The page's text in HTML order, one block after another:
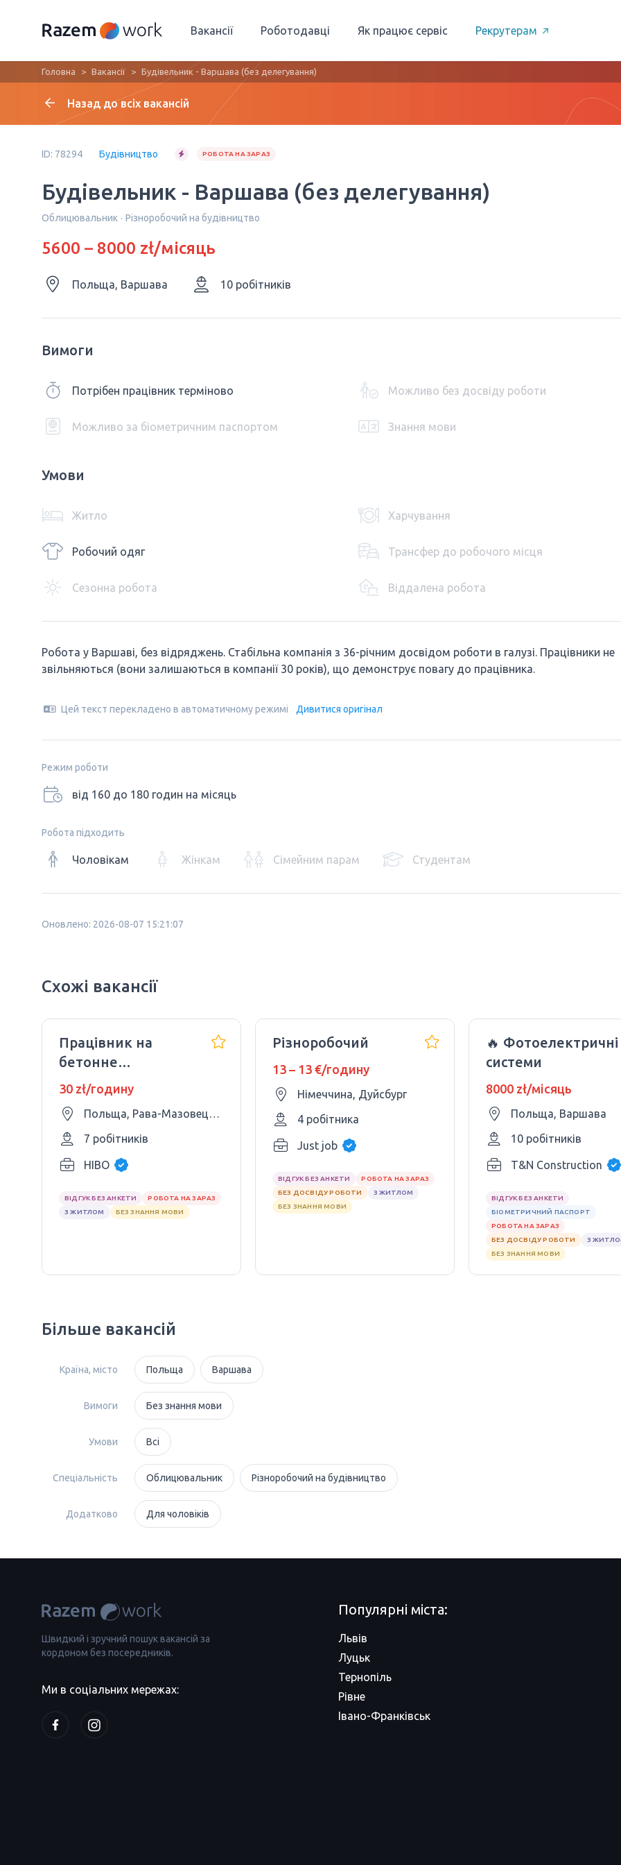
Вакансії Роботодавці Як працює сервіс Рекрутерам
Головна Вакансії Будівельник - Варшава (без делегування)
Назад до всіх вакансій
ID: 78294 Будівництво РОБОТА НА ЗАРАЗ
Будівельник - Варшава (без делегування)
Облицювальник Різноробочий на будівництво
5600 – 8000 zł/місяць
Польща, Варшава 10 робітників
Вимоги
Потрібен працівник терміново Можливо без досвіду роботи
Можливо за біометричним паспортом Знання мови
Умови
Житло Харчування
Робочий одяг Трансфер до робочого місця
Сезонна робота Віддалена робота
Робота у Варшаві, без відряджень. Стабільна компанія з 36-річним досвідом роботи в галузі. Працівники не
звільняються (вони залишаються в компанії 30 років), що демонструє повагу до працівника.
Цей текст перекладено в автоматичному режимі Дивитися оригінал
Режим роботи
від 160 до 180 годин на місяць
Робота підходить
Чоловікам Жінкам Сімейним парам Студентам
Оновлено: 2026-08-07 15:21:07
Схожі вакансії
Працівник на
бетонне
виробництво
30 zł/годину
Польща, Рава-Мазовецька
7 робітників
HIBO
ВІДГУК БЕЗ АНКЕТИ
РОБОТА НА ЗАРАЗ
З ЖИТЛОМ
БЕЗ ЗНАННЯ МОВИ
Різноробочий
13 – 13 €/годину
Німеччина, Дуйсбург
4 робітника
Just job
ВІДГУК БЕЗ АНКЕТИ
РОБОТА НА ЗАРАЗ
БЕЗ ДОСВІДУ РОБОТИ
З ЖИТЛОМ
БЕЗ ЗНАННЯ МОВИ
🔥 Фотоелектричні
системи
8000 zł/місяць
Польща, Варшава
10 робітників
T&N Construction
ВІДГУК БЕЗ АНКЕТИ
БІОМЕТРИЧНИЙ ПАСПОРТ
РОБОТА НА ЗАРАЗ
БЕЗ ДОСВІДУ РОБОТИ
З
БЕЗ ЗНАННЯ МОВИ
Більше вакансій
Країна, місто Польща Варшава
Вимоги Без знання мови
Умови Всі
Спеціальність Облицювальник Різноробочий на будівництво
Додатково Для чоловіків
Швидкий і зручний пошук вакансій за
кордоном без посередників.
Ми в соціальних мережах:
Популярні міста:
Львів
Луцьк
Тернопіль
Рівне
Івано-Франківськ